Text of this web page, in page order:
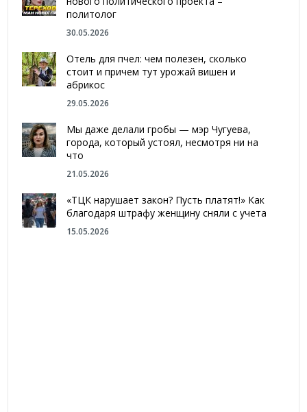
политолог
30.05.2026
Отель для пчел: чем полезен, сколько
стоит и причем тут урожай вишен и
абрикос
29.05.2026
Мы даже делали гробы — мэр Чугуева,
города, который устоял, несмотря ни на
что
21.05.2026
«ТЦК нарушает закон? Пусть платят!» Как
благодаря штрафу женщину сняли с учета
15.05.2026